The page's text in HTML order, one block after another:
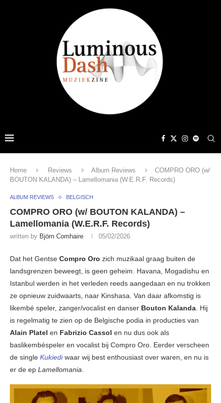
Home Reviews Album Reviews
COMPRO ORO (w/
BOUTON KALANDA) – Lamellomania (W.E.R.F. Records)
ALBUM REVIEWS BELGISCH
COMPRO ORO (w/ BOUTON KALANDA) –
Lamellomania (W.E.R.F. Records)
written by Björn Comhaire 05/02/2026
Dat het Gentse Compro Oro zich muzikaal graag buiten de
landsgrenzen beweegt, is geen geheim. Havana, Mogadishu en
Istanbul werden in het verleden reeds aangedaan en nu trokken
ze opnieuw zuidwaarts, naar Kinshasa. Van daar afkomstig is
likembé speler, zanger/vocalist en danser Bouton Kalanda. Hij
is regelmatig te zien op de Belgische podia in producties van
Alain Platel en Fabrizio Cassol en nu dus ook als
baslikembéspeler en vocalist bij Compro Oro. Eerder verscheen
de single Kukiediwaar wij best enthousiast over waren, en nu is
er de ep Lamellomania.